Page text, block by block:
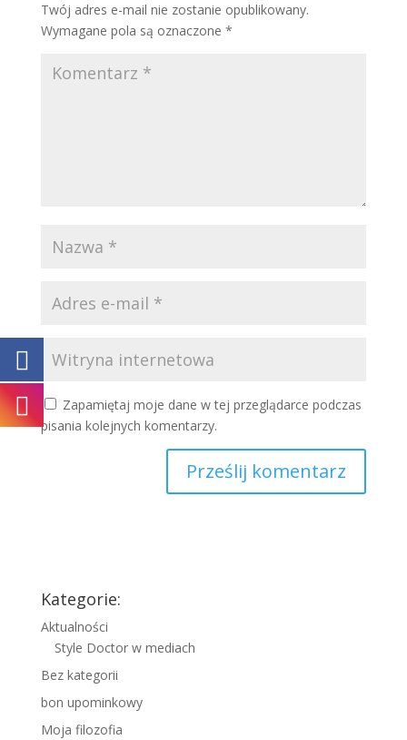
Twój adres e-mail nie zostanie opublikowany.
Wymagane pola są oznaczone *
Zapamiętaj moje dane w tej przeglądarce podczas
pisania kolejnych komentarzy.
Kategorie:
Aktualności
Style Doctor w mediach
Bez kategorii
bon upominkowy
Moja filozofia